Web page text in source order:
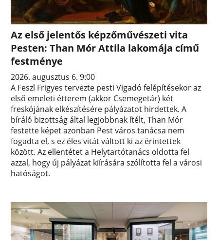
Az első jelentős képzőművészeti vita
Pesten: Than Mór Attila lakomája című
festménye
2026. augusztus 6. 9:00
A Feszl Frigyes tervezte pesti Vigadó felépítésekor az
első emeleti étterem (akkor Csemegetár) két
freskójának elkészítésére pályázatot hirdettek. A
bíráló bizottság által legjobbnak ítélt, Than Mór
festette képet azonban Pest város tanácsa nem
fogadta el, s ez éles vitát váltott ki az érintettek
között. Az ellentétet a Helytartótanács oldotta fel
azzal, hogy új pályázat kiírására szólította fel a városi
hatóságot.